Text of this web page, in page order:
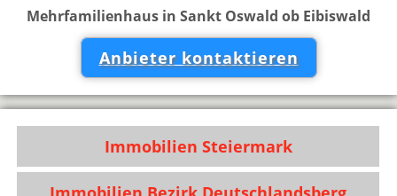
Mehrfamilienhaus in Sankt Oswald ob Eibiswald
Anbieter kontaktieren
Immobilien Steiermark